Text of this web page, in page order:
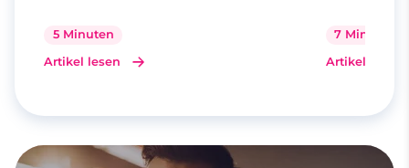
5 Minuten
Artikel lesen
7 Minuten
Artikel lesen